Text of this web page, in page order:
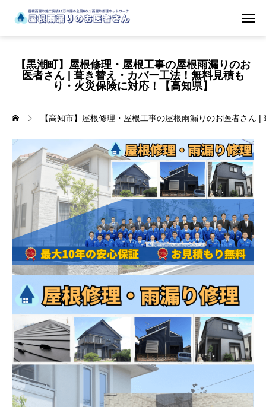
【黒潮町】屋根修理・屋根工事の屋根雨漏りのお
医者さん | 葺き替え・カバー工法！無料見積も
り・火災保険に対応！【高知県】
【高知市】屋根修理・屋根工事の屋根雨漏りのお医者さん